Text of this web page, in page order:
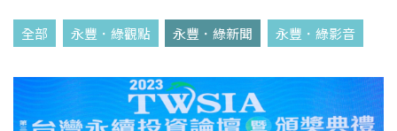
全部 永豐．綠觀點 永豐．綠新聞 永豐．綠影音